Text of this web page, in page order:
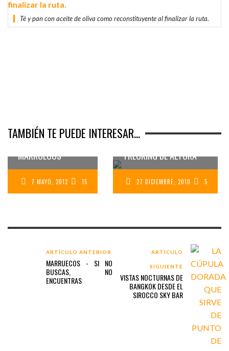
Té y pan con aceite de oliva como reconstituyente al finalizar la ruta.
TAMBIÉN TE PUEDE INTERESAR...
CURSO DE
MARRUECOS
7 MAYO, 2012 15
TRECKING DE ALTURA
27 DICIEMBRE, 2010 5
ARTÍCULO ANTERIOR
MARRUECOS - SI NO
BUSCAS, NO
ENCUENTRAS
ARTÍCULO
SIGUIENTE
VISTAS NOCTURNAS DE
BANGKOK DESDE EL
SIROCCO SKY BAR